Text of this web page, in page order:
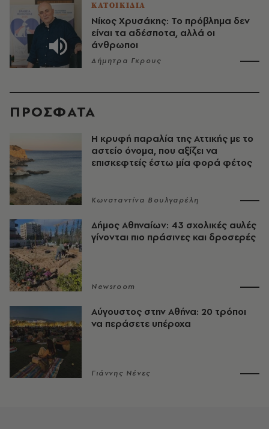
ΚΑΤΟΙΚΙΔΙΑ
Νίκος Χρυσάκης: Το πρόβλημα δεν
είναι τα αδέσποτα, αλλά οι
άνθρωποι
Δήμητρα Γκρους
ΠΡΟΣΦΑΤΑ
Η κρυφή παραλία της Αττικής με το
αστείο όνομα, που αξίζει να
επισκεφτείς έστω μία φορά φέτος
Κωνσταντίνα Βουλγαρέλη
Δήμος Αθηναίων: 43 σχολικές αυλές
γίνονται πιο πράσινες και δροσερές
Newsroom
Αύγουστος στην Αθήνα: 20 τρόποι
να περάσετε υπέροχα
Γιάννης Νένες